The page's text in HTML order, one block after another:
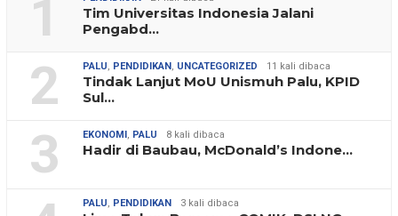
1
Tim Universitas Indonesia Jalani
Pengabd…
2 PALU, PENDIDIKAN, UNCATEGORIZED 11 kali dibaca
Tindak Lanjut MoU Unismuh Palu, KPID
Sul…
3 EKONOMI, PALU 8 kali dibaca
Hadir di Baubau, McDonald’s Indone…
PALU, PENDIDIKAN 3 kali dibaca